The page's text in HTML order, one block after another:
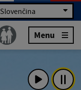
Slovenčina
Menu